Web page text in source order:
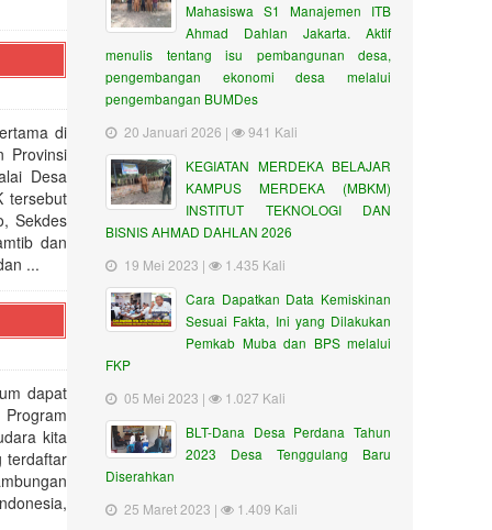
di
Provinsi
Desa
tersebut
Sekdes
dan
...
dapat
kita
terdaftar
Mahasiswa S1 Manajemen ITB
Ahmad Dahlan Jakarta. Aktif
menulis tentang isu pembangunan desa,
pengembangan ekonomi desa melalui
pengembangan BUMDes
20 Januari 2026 |
941 Kali
KEGIATAN MERDEKA BELAJAR
KAMPUS MERDEKA (MBKM)
INSTITUT TEKNOLOGI DAN
BISNIS AHMAD DAHLAN 2026
19 Mei 2023 |
1.435 Kali
Cara Dapatkan Data Kemiskinan
Sesuai Fakta, Ini yang Dilakukan
Pemkab Muba dan BPS melalui
FKP
05 Mei 2023 |
1.027 Kali
BLT-Dana Desa Perdana Tahun
2023 Desa Tenggulang Baru
Diserahkan
25 Maret 2023 |
1.409 Kali